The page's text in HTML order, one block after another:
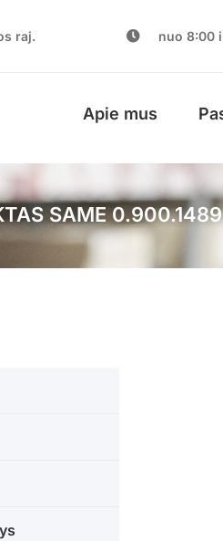
raj. nuo 8:00
Apie mus
SAME